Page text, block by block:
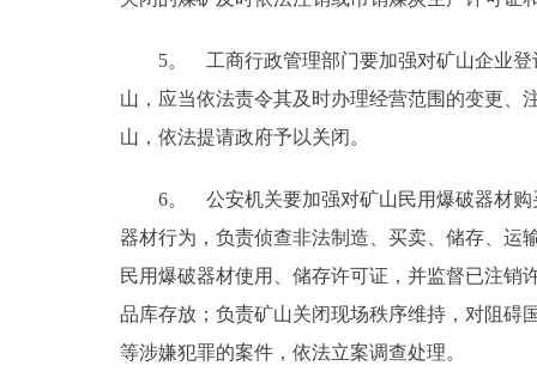
5。 工商行政管理部门要加强对矿山企业登记
山，应当依法责令其及时办理经营范围的变更、
山，依法提请政府予以关闭。
6。 公安机关要加强对矿山民用爆破器材购买
器材行为，负责侦查非法制造、买卖、储存、运
民用爆破器材使用、储存许可证，并监督已注
品库存放；负责矿山关闭现场秩序维持，对阻碍
等涉嫌犯罪的案件，依法立案调查处理。